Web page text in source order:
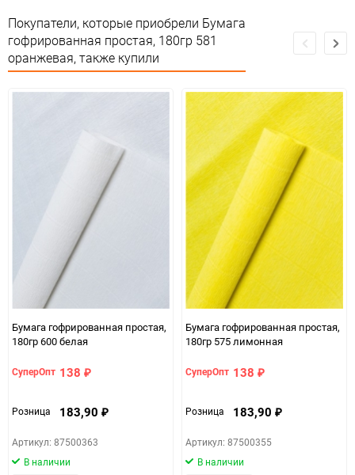
Срок годности Срок годности не ограничен
Предназначение товара Для флористики
Темп. хранения: -20 до +35 С .
Минимальное количество
Количество в коробке 45
Единица измерения шт
ЦветНоменклатуры оранжевый
Покупатели, которые приобрели Бумага
гофрированная простая, 180гр 581
оранжевая, также купили
Бумага гофрированная простая,
180гр 600 белая
СуперОпт 138 ₽
Розница 183,90 ₽
Артикул: 87500363
В наличии
Бумага гофрированная простая,
180гр 575 лимонная
СуперОпт 138 ₽
Розница 183,90 ₽
Артикул: 87500355
В наличии